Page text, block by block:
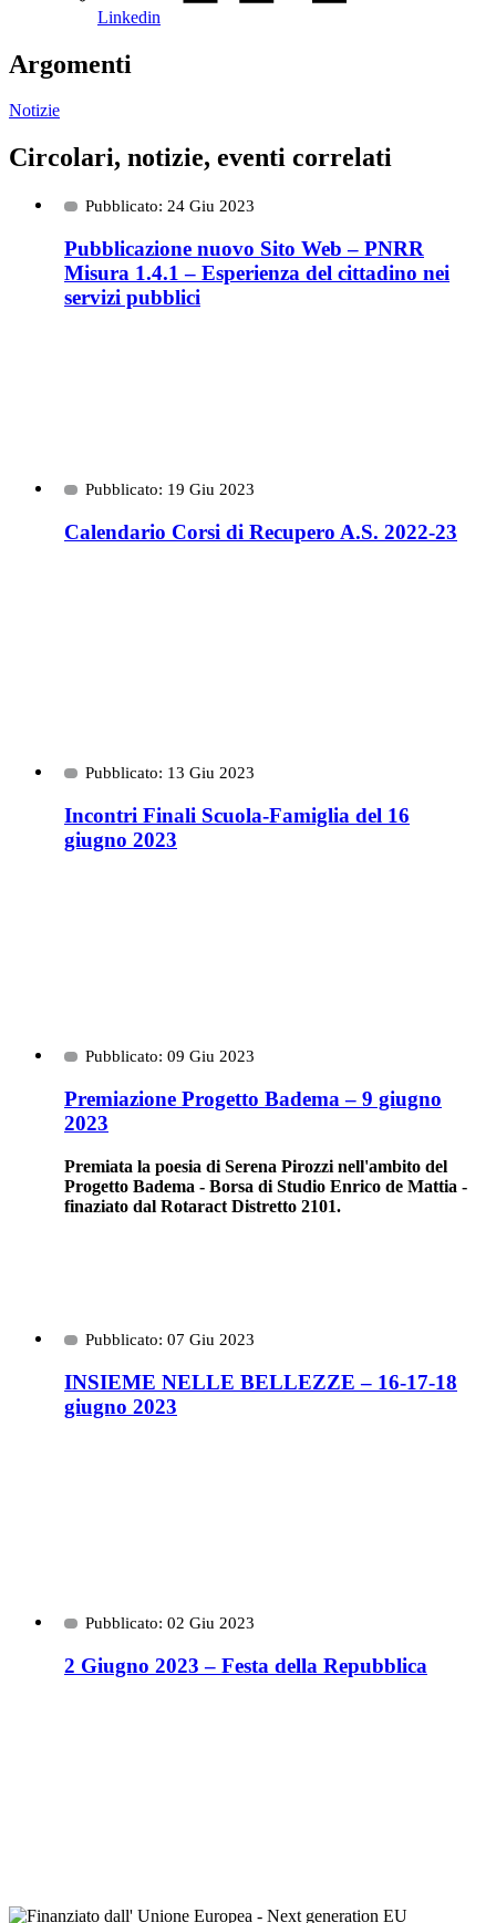
Linkedin
Argomenti
Notizie
Circolari, notizie, eventi correlati
Pubblicato: 24 Giu 2023
Pubblicazione nuovo Sito Web – PNRR
Misura 1.4.1 – Esperienza del cittadino nei
servizi pubblici
Pubblicato: 19 Giu 2023
Calendario Corsi di Recupero A.S. 2022-23
Pubblicato: 13 Giu 2023
Incontri Finali Scuola-Famiglia del 16
giugno 2023
Pubblicato: 09 Giu 2023
Premiazione Progetto Badema – 9 giugno
2023
Premiata la poesia di Serena Pirozzi nell'ambito del
Progetto Badema - Borsa di Studio Enrico de Mattia -
finaziato dal Rotaract Distretto 2101.
Pubblicato: 07 Giu 2023
INSIEME NELLE BELLEZZE – 16-17-18
giugno 2023
Pubblicato: 02 Giu 2023
2 Giugno 2023 – Festa della Repubblica